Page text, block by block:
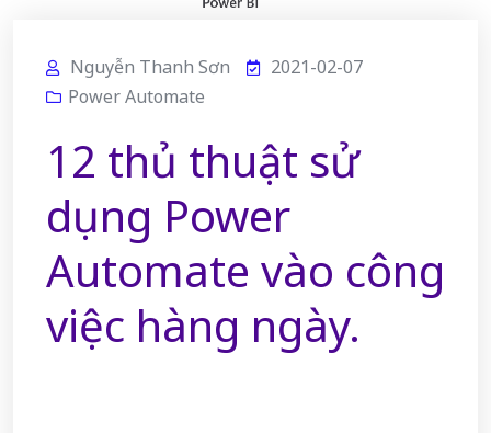
Nguyễn Thanh Sơn
2021-02-07
Power Automate
12 thủ thuật sử
dụng Power
Automate vào công
việc hàng ngày.